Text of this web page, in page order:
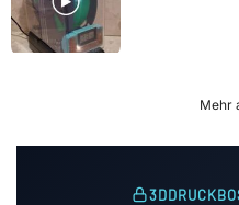
Mehr